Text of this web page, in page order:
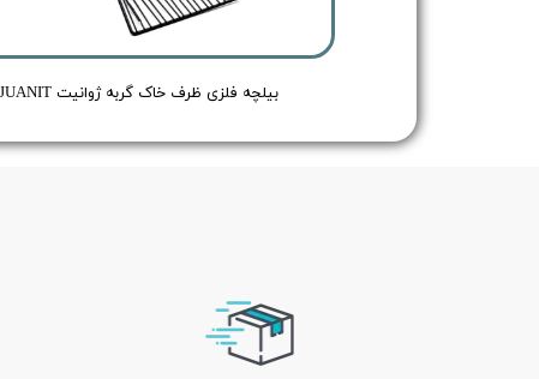
بیلچه فلزی ظرف خاک گربه ژوانیت JUANIT